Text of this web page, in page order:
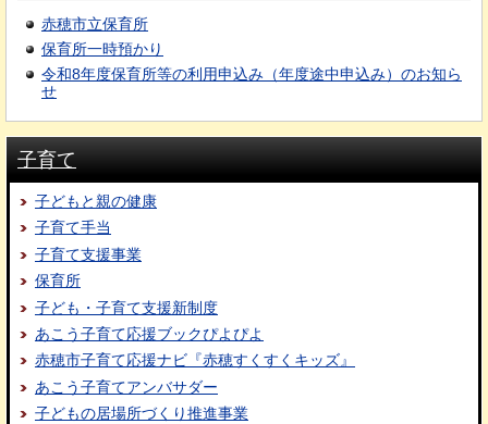
赤穂市立保育所
保育所一時預かり
令和8年度保育所等の利用申込み（年度途中申込み）のお知ら
せ
子育て
子どもと親の健康
子育て手当
子育て支援事業
保育所
子ども・子育て支援新制度
あこう子育て応援ブックぴよぴよ
赤穂市子育て応援ナビ『赤穂すくすくキッズ』
あこう子育てアンバサダー
子どもの居場所づくり推進事業